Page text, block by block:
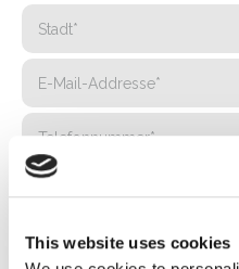
This website uses cookies